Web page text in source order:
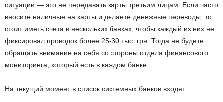
ситуации — это не передавать карты третьим лицам. Если часто
вносите наличные на карты и делаете денежные переводы, то
стоит иметь счета в нескольких банках, чтобы каждый из них не
фиксировал проводок более 25-30 тыс. грн. Тогда не будете
обращать внимание на себя со стороны отдела финансового
мониторинга, который есть в каждом банке.
На текущий момент в список системных банков входят: